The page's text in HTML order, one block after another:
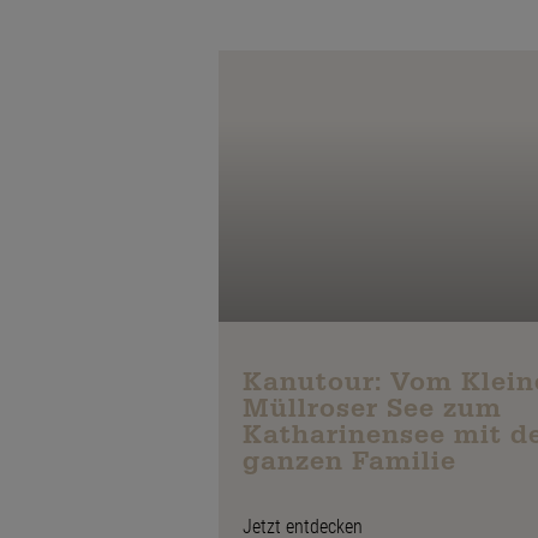
Kanutour: Vom
Müllroser See zum
Katharinensee mit
ganzen Familie
Jetzt entdecken